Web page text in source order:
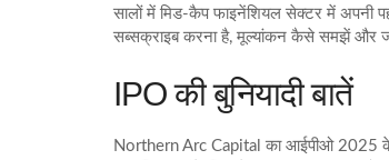
सालों में मिड‑कैप फाइनेंशियल सेक्टर में अपनी
सब्सक्राइब करना है, मूल्यांकन कैसे समझें और
IPO की बुनियादी बातें
Northern Arc Capital का आईपीओ 2025 के